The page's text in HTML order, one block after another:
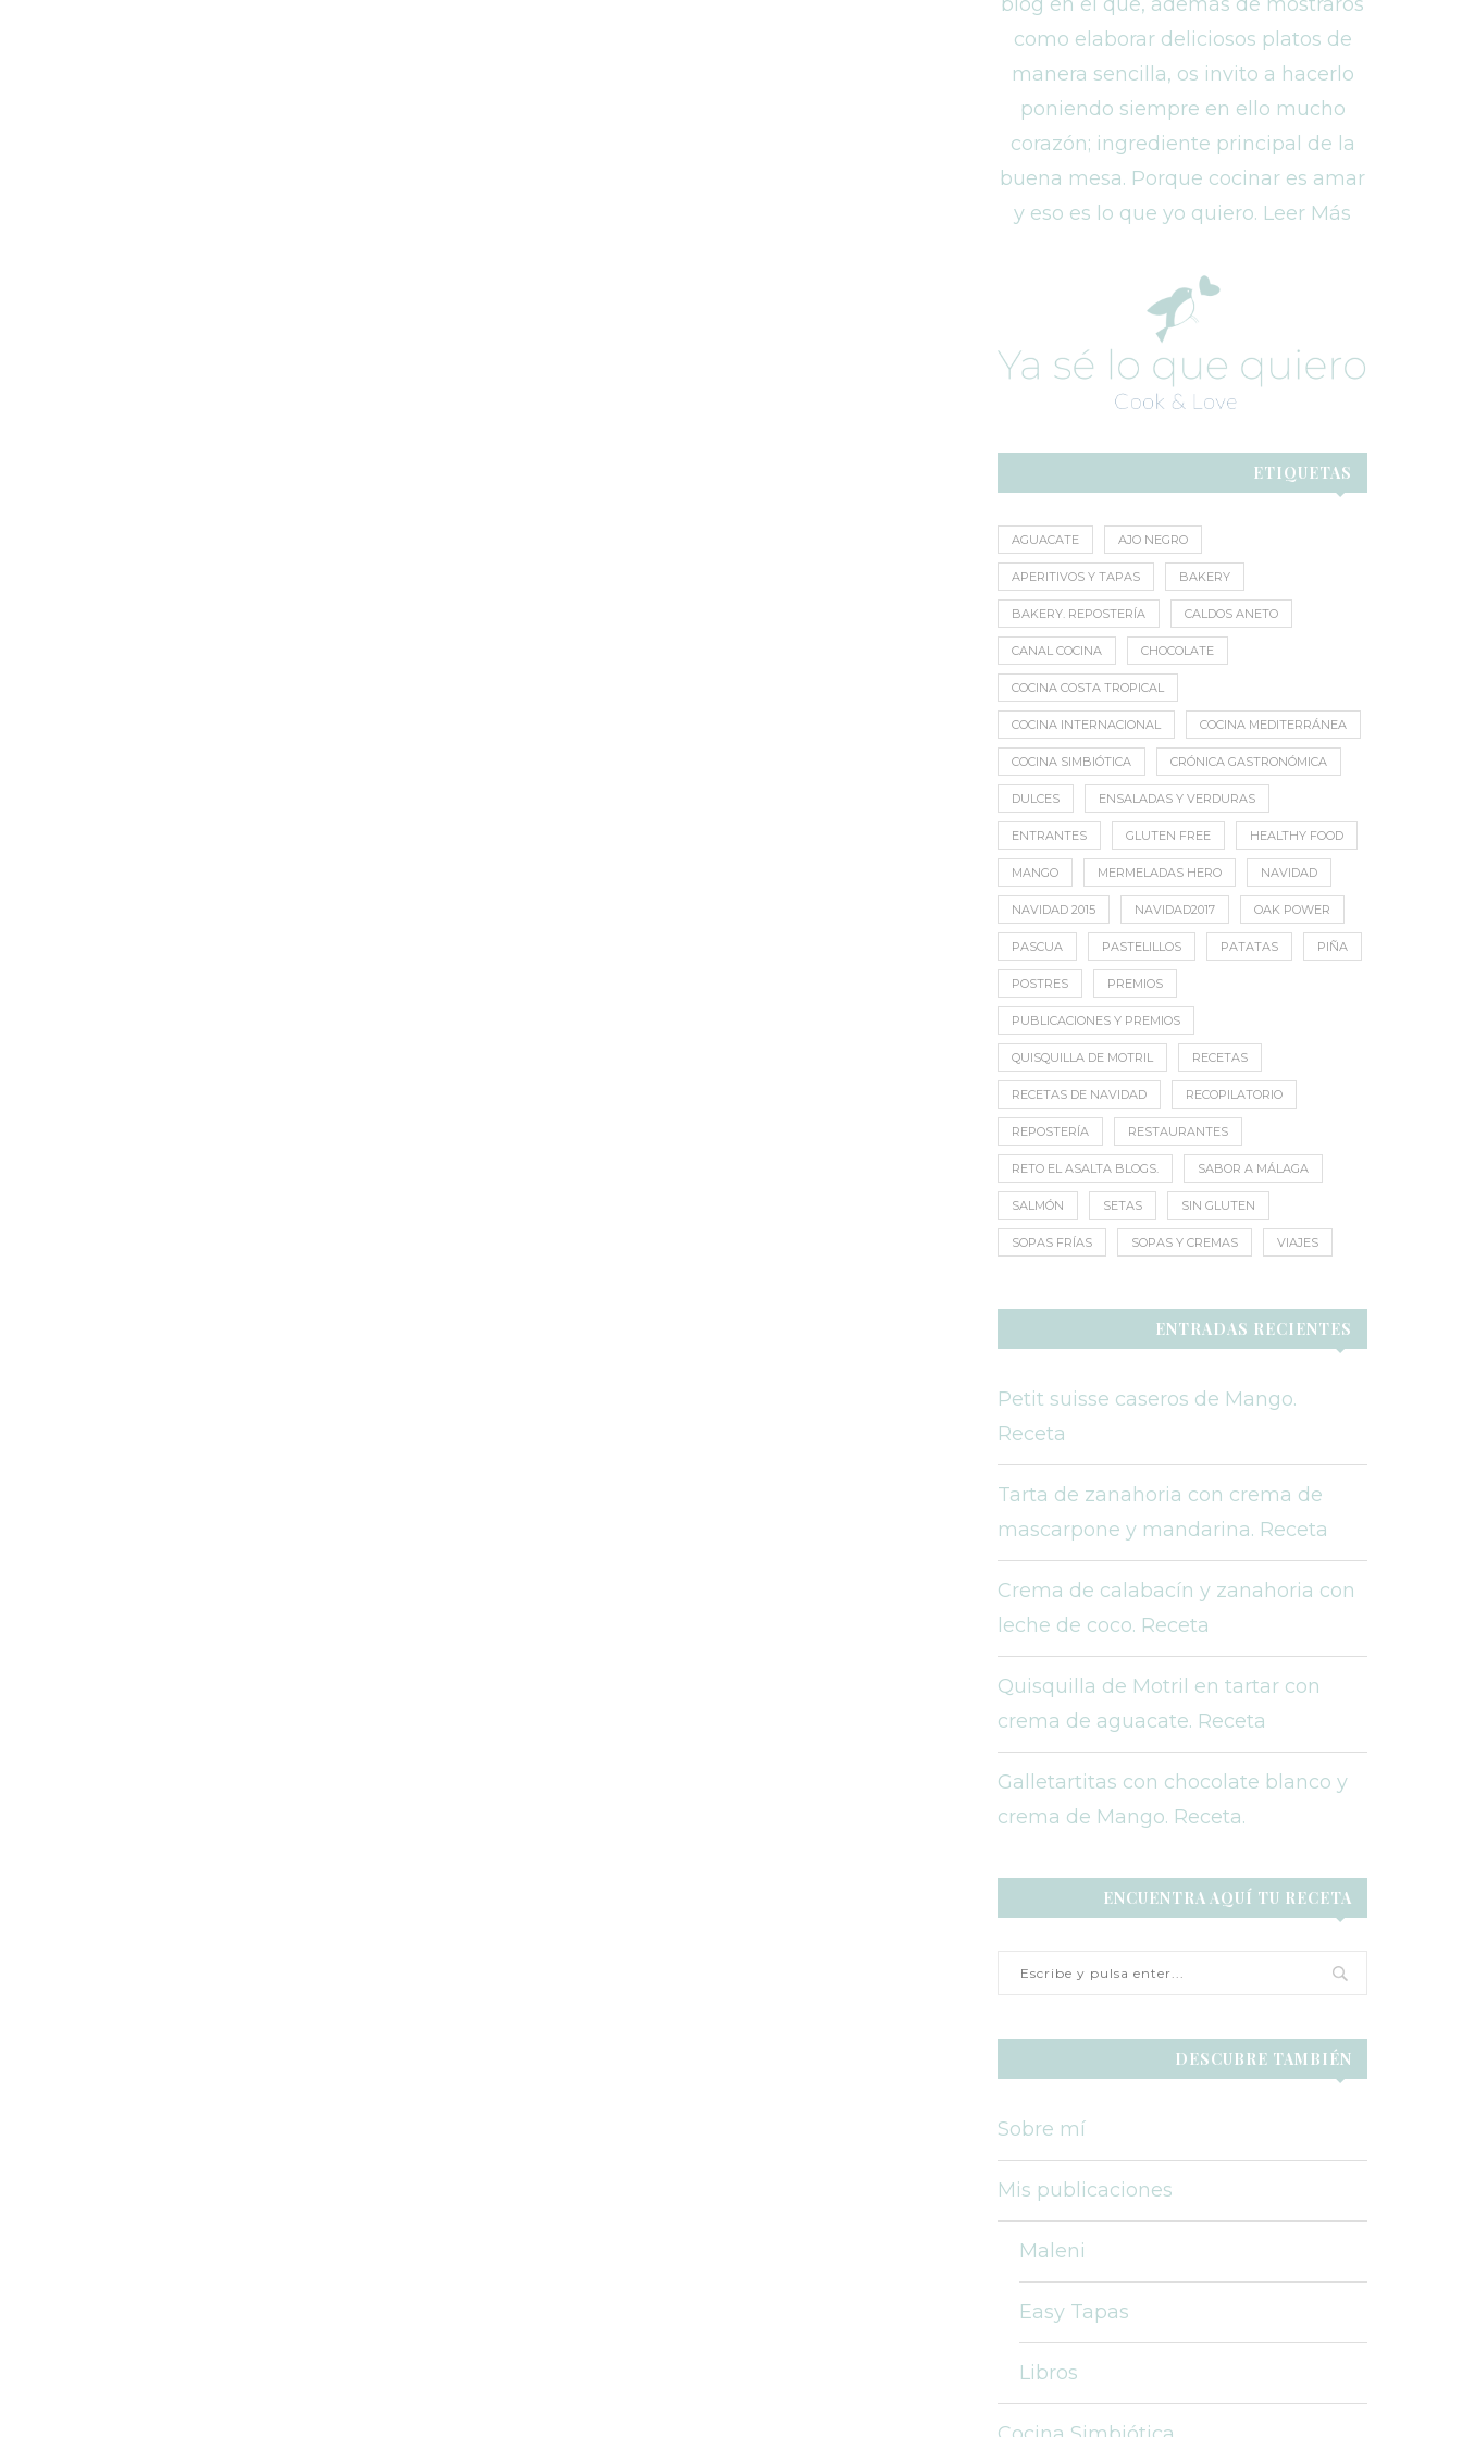
como elaborar deliciosos platos de
manera sencilla, os invito a hacerlo
poniendo siempre en ello mucho
corazón; ingrediente principal de la
buena mesa. Porque cocinar es amar
y eso es lo que yo quiero. Leer Más
ETIQUETAS
AGUACATE AJO NEGRO
APERITIVOS Y TAPAS BAKERY
BAKERY. REPOSTERÍA CALDOS ANETO
CANAL COCINA CHOCOLATE
COCINA COSTA TROPICAL
COCINA INTERNACIONAL COCINA MEDITERRÁNEA
COCINA SIMBIÓTICA CRÓNICA GASTRONÓMICA
DULCES ENSALADAS Y VERDURAS
ENTRANTES GLUTEN FREE HEALTHY FOOD
MANGO MERMELADAS HERO NAVIDAD
NAVIDAD 2015 NAVIDAD2017 OAK POWER
PASCUA PASTELILLOS PATATAS PIÑA
POSTRES PREMIOS
PUBLICACIONES Y PREMIOS
QUISQUILLA DE MOTRIL RECETAS
RECETAS DE NAVIDAD RECOPILATORIO
REPOSTERÍA RESTAURANTES
RETO EL ASALTA BLOGS. SABOR A MÁLAGA
SALMÓN SETAS SIN GLUTEN
SOPAS FRÍAS SOPAS Y CREMAS VIAJES
ENTRADAS RECIENTES
Petit suisse caseros de Mango.
Receta
Tarta de zanahoria con crema de
mascarpone y mandarina. Receta
Crema de calabacín y zanahoria con
leche de coco. Receta
Quisquilla de Motril en tartar con
crema de aguacate. Receta
Galletartitas con chocolate blanco y
crema de Mango. Receta.
ENCUENTRA AQUÍ TU RECETA
DESCUBRE TAMBIÉN
Sobre mí
Mis publicaciones
Maleni
Easy Tapas
Libros